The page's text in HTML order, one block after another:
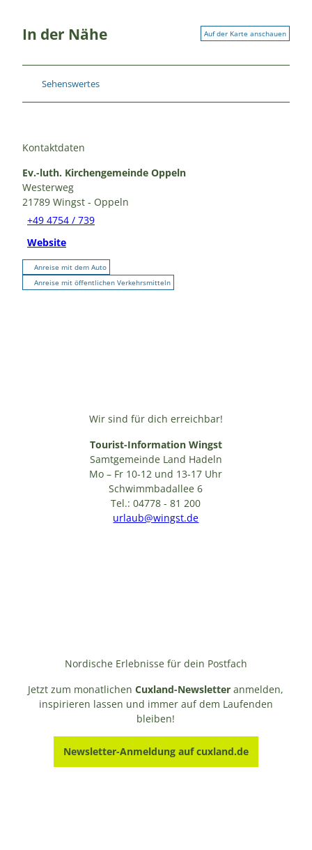
In der Nähe Auf der Karte anschauen
Sehenswertes
Kontaktdaten
Ev.-luth. Kirchengemeinde Oppeln
Westerweg
21789 Wingst - Oppeln
+49 4754 / 739
Website
Anreise mit dem Auto
Anreise mit öffentlichen Verkehrsmitteln
Wir sind für dich erreichbar!
Tourist-Information Wingst
Samtgemeinde Land Hadeln
Mo – Fr 10-12 und 13-17 Uhr
Schwimmbadallee 6
Tel.: 04778 - 81 200
urlaub@wingst.de
Nordische Erlebnisse für dein Postfach
Jetzt zum monatlichenCuxland-Newsletter anmelden,
inspirieren lassen und immer auf dem Laufenden
bleiben!
Newsletter-Anmeldung auf cuxland.de